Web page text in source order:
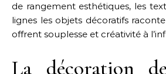
de rangement esthétiques, les
lignes les objets décoratifs
offrent souplesse et créativité à
La décoration